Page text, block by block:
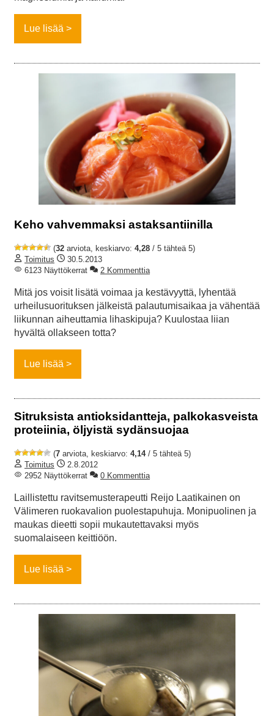
Lue lisää
Keho vahvemmaksi astaksantiinilla
(32 arviota, keskiarvo: 4,28 / 5 tähteä 5)
Toimitus
30.5.2013
6123 Näyttökerrat
2 Kommenttia
Mitä jos voisit lisätä voimaa ja kestävyyttä, lyhentää
urheilusuorituksen jälkeistä palautumisaikaa ja vähentää
liikunnan aiheuttamia lihaskipuja? Kuulostaa liian
hyvältä ollakseen totta?
Lue lisää
Sitruksista antioksidantteja, palkokasveista
proteiinia, öljyistä sydänsuojaa
(7 arviota, keskiarvo: 4,14/ 5 tähteä 5)
Toimitus
2.8.2012
2952 Näyttökerrat
0 Kommenttia
Laillistettu ravitsemusterapeutti Reijo Laatikainen on
Välimeren ruokavalion puolestapuhuja. Monipuolinen ja
maukas dieetti sopii mukautettavaksi myös
suomalaiseen keittiöön.
Lue lisää